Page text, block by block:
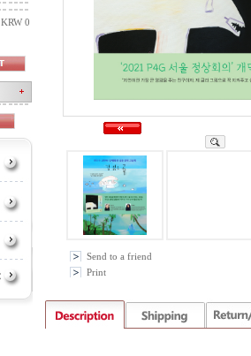
KRW 0
Send to a friend
Print